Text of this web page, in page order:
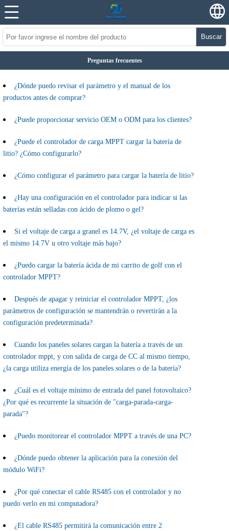
Buscar
Preguntas frecuentes
¿Dónde puedo revisar el parámetro y el manual de los
productos antes de comprar?
¿Puede proporcionar servicio OEM o ODM para los clientes?
¿Puede el controlador de carga MPPT cargar la batería de
litio? ¿Cómo configurarlo?
¿Cómo configurar el parámetro para cargar la batería de litio?
¿Hay una configuración en el controlador para indicar si las
baterías están selladas con ácido de plomo o gel?
Si el voltaje de carga a granel es 14.7V, ¿el voltaje de carga es
el mismo 14.7V u otro voltaje más bajo?
¿Puedo cargar la batería ácida de mi carrito de golf con el
controlador MPPT?
Después de apagar y reiniciar el controlador MPPT, ¿los
parámetros de configuración se mantendrán o revertirán a la
configuración predeterminada?
Cuando los paneles solares cargan la batería a través de un
controlador mppt, y con salida de carga de CC al mismo tiempo,
¿la carga utiliza energía de los paneles solares o de la batería?
¿Cuál es el voltaje mínimo de entrada del panel fotovoltaico?
¿Por qué es recurrente la situación de "carga-parada-carga-
parada"?
¿Puedo monitorear el controlador MPPT a través de una PC?
¿Dónde puedo obtener la aplicación para la conexión del
módulo WiFi?
¿Por qué conectar el cable RS485 con el controlador y no
puedo verlo en mi computadora?
¿El cable RS485 permitirá la comunicación entre 2